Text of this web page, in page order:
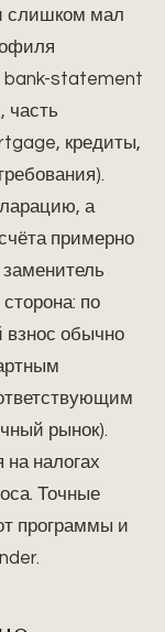
слишком мал
bank-statement
часть
кредиты,
а
примерно
по
взнос обычно
рынок).
на налогах
Точные
программы и